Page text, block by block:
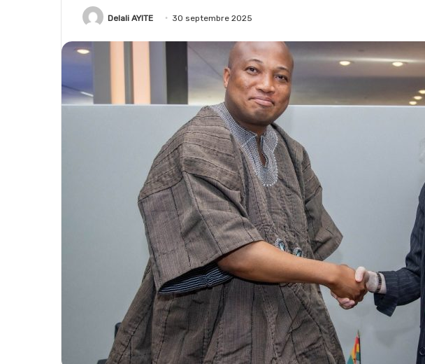
Delali AYITE 30 septembre 2025